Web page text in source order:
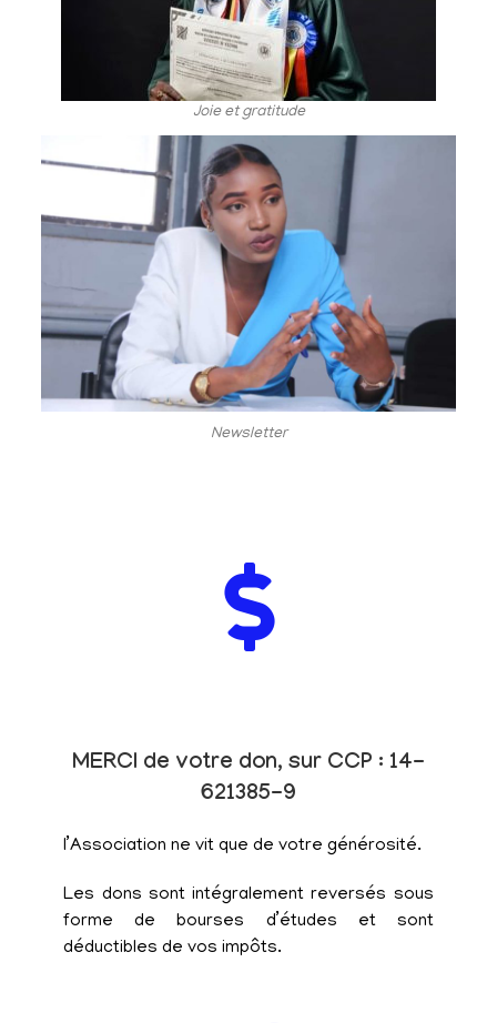
Joie et gratitude
Newsletter
MERCI de votre don, sur CCP : 14-
621385-9
l’Association ne vit que de votre générosité.
Les dons sont intégralement reversés sous
forme de bourses d’études et sont
déductibles de vos impôts.